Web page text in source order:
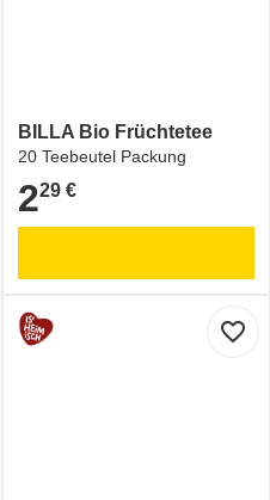
BILLA Bio Früchtetee
20 Teebeutel Packung
2,29 €
229 €
favorite_border